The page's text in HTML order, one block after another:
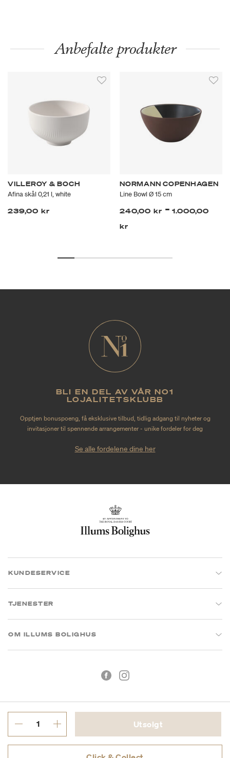
Utsolgt
Anbefalte produkter
VILLEROY & BOCH
Afina skål 0,21 l, white
239,00 kr
NORMANN COPENHAGEN
Line Bowl Ø 15 cm
240,00 kr - 1.000,00
kr
BLI EN DEL AV VÅR NO1
LOJALITETSKLUBB
Opptjen bonuspoeng, få eksklusive tilbud, tidlig adgang til nyheter og
invitasjoner til spennende arrangementer - unike fordeler for deg
Se alle fordelene dine her
KUNDESERVICE
TJENESTER
OM ILLUMS BOLIGHUS